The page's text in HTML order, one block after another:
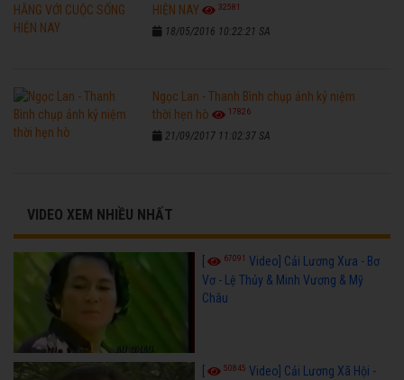
HIỆN NAY
32581
18/05/2016 10:22:21 SA
Ngọc Lan - Thanh Bình chụp ảnh kỷ niệm
thời hẹn hò
17826
21/09/2017 11:02:37 SA
VIDEO XEM NHIỀU NHẤT
[ 67091 Video] Cải Lương Xưa - Bơ
Vơ - Lệ Thủy & Minh Vương & Mỹ
Châu
50845 Video] Cải Lương Xã Hội -